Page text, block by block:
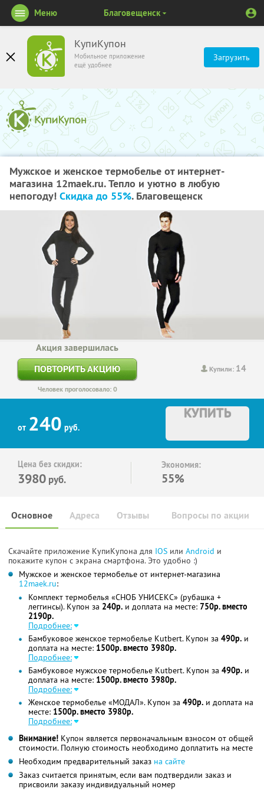
КупиКупон
Мобильное приложение
ещё удобнее
Загрузить
Меню Благовещенск
Мужское и женское термобелье от интернет-
магазина 12maek.ru. Тепло и уютно в любую
непогоду! Скидка до 55%. Благовещенск
Купили: 14
Акция завершилась
ПОВТОРИТЬ АКЦИЮ
Человек проголосовало: 0
от 240 руб.
КУПИТЬ
Цена без скидки:
3980 руб.
Экономия:
55%
Основное Отзывы Вопросы по акции
Адреса
Скачайте приложение КупиКупона для IOS или Android и
покажите купон с экрана смартфона. Это удобно :)
Мужское и женское термобелье от интернет-магазина
12maek.ru:
Комплект термобелья «СНОБ УНИСЕКС» (рубашка +
леггинсы). Купон за 240р. и доплата на месте: 750р. вместо
2190р.
Подробнее:
Бамбуковое женское термобелье Kutbert. Купон за 490р. и
доплата на месте: 1500р. вместо 3980р.
Подробнее:
Бамбуковое мужское термобелье Kutbert. Купон за 490р. и
доплата на месте: 1500р. вместо 3980р.
Подробнее:
Женское термобелье «МОДАЛ». Купон за 490р. и доплата на
месте: 1500р. вместо 3980р.
Подробнее:
Внимание! Купон является первоначальным взносом от общей
стоимости. Полную стоимость необходимо доплатить на месте
Необходим предварительный заказ на сайте
Заказ считается принятым, если вам подтвердили заказ и
присвоили заказу индивидуальный номер